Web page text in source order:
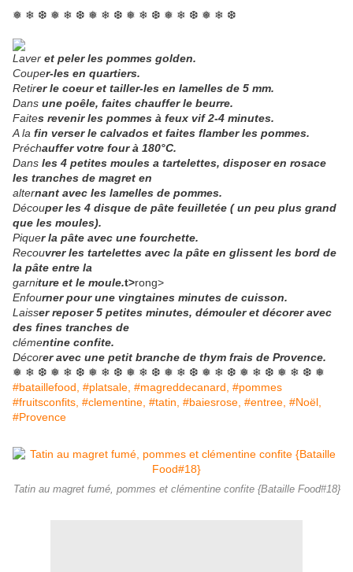
❅ ❄ ❆ ❅ ❄ ❆ ❅ ❄ ❆ ❅ ❄ ❆ ❅ ❄ ❆ ❅ ❄ ❆
Laver et peler les pommes golden.
Couper-les en quartiers.
Retirer le coeur et tailler-les en lamelles de 5 mm.
Dans une poêle, faites chauffer le beurre.
Faites revenir les pommes à feux vif 2-4 minutes.
A la fin verser le calvados et faites flamber les pommes.
Préchauffer votre four à 180°C.
Dans les 4 petites moules a tartelettes, disposer en rosace
les tranches de magret en
alternant avec les lamelles de pommes.
Découper les 4 disque de pâte feuilletée ( un peu plus grand
que les moules).
Piquer la pâte avec une fourchette.
Recouvrer les tartelettes avec la pâte en glissent les bord de
la pâte entre la
garniture et le moule.t>rong>
Enfourner pour une vingtaines minutes de cuisson.
Laisser reposer 5 petites minutes, démouler et décorer avec
des fines tranches de
clémentine confite.
Décorer avec une petit branche de thym frais de Provence.
❅ ❄ ❆ ❅ ❄ ❆ ❅ ❄ ❆ ❅ ❄ ❆ ❅ ❄ ❆ ❅ ❄ ❆ ❅ ❄ ❆ ❅ ❄ ❆ ❅
#bataillefood, #platsale, #magreddecanard, #pommes
#fruitsconfits, #clementine, #tatin, #baiesrose, #entree, #Noël,
#Provence
Tatin au magret fumé, pommes et clémentine confite {Bataille Food#18}